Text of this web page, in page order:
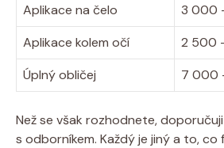
Aplikace na čelo
3 000
Aplikace kolem očí
2 500
Úplný obličej
7 000
Než se však rozhodnete,
s odborníkem. Každý je jiný a to, co